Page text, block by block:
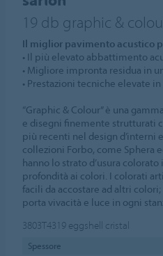
19 db graphic &
Il miglior pavimento acustico
• Il più elevato abbattimento
• Migliore impronta residua in
• Prestazioni tecniche elevate
“Graphic & Colour” è una
e disegni finemente strutturati
più recenti nel design d’interni
collezioni Forbo, come Sphera
hanno lo strato d’usura
profondità ai colori. I colorati
facili da accostare ad altri
porta vivacità e luce in ogni
3803T4319 eggshell cristal
Spessore